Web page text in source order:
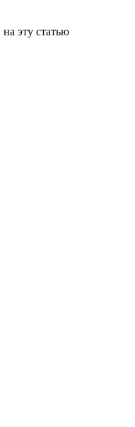
эту статью